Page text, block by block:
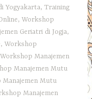
Yogyakarta,Training
,Workshop
Geriatri di Jogja,
,Workshop
Workshop Manajemen
Manajemen Mutu
Manajemen Mutu
Manajemen